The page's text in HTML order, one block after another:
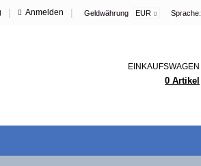
| Anmelden | Geldwährung EUR Sprache:
EINKAUFSWAGEN
0 Artikel